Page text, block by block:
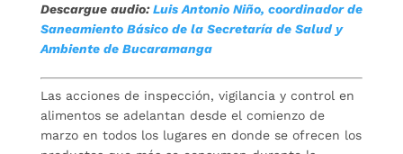
audio
Descargue audio:Luis Antonio Niño, coordinador de
Saneamiento Básico de la Secretaría de Salud y
Ambiente de Bucaramanga
Las acciones de inspección, vigilancia y control en
alimentos se adelantan desde el comienzo de
marzo en todos los lugares en donde se ofrecen los